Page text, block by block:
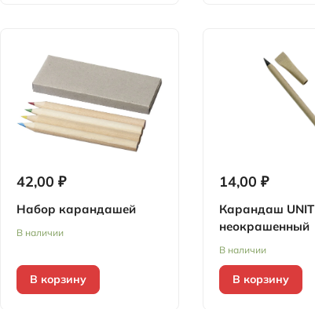
42,00 ₽
Набор карандашей
В наличии
В корзину
14,00 ₽
Карандаш UNIT
неокрашенный
В наличии
В корзину